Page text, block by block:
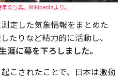
の写真。Wikipediaより。
定した気象情報をまとめた
たりなど精力的に活動し、
に幕を下ろしました。
こされたことで、日本は激動